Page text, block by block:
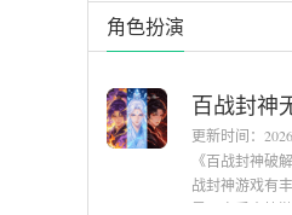
角色扮演
百战封神
更新时间：
《百战封神破
战封神游戏有
界，享受爽快游